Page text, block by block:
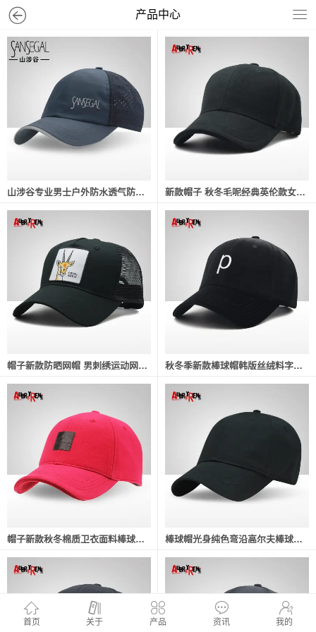
产品中心
山涉谷专业男士户外防水透气防晒运动帽凉爽透气带夜晚反光棒球帽 新款帽子 秋冬毛呢经典英伦款女士时尚鸭舌帽韩版潮流休闲棒球帽
帽子新款防晒网帽 男刺绣运动网帽户外透气户外运动帽 秋冬季新款棒球帽韩版丝绒料字母绣花时尚帽子鸭舌帽厂家一件代发
帽子新款秋冬棉质卫衣面料棒球帽男士外户运动休闲鸭舌帽现货批发 棒球帽光身纯色弯沿高尔夫棒球帽广告男女士棉质鸭舌帽子厂家批发
首页 关于 产品 资讯 我的